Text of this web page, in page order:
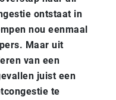
ontstaat in
nou eenmaal
Maar uit
van een
juist een
te